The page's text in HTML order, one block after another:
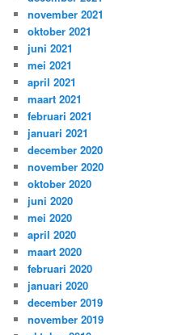
november 2021
oktober 2021
juni 2021
mei 2021
april 2021
maart 2021
februari 2021
januari 2021
december 2020
november 2020
oktober 2020
juni 2020
mei 2020
april 2020
maart 2020
februari 2020
januari 2020
december 2019
november 2019